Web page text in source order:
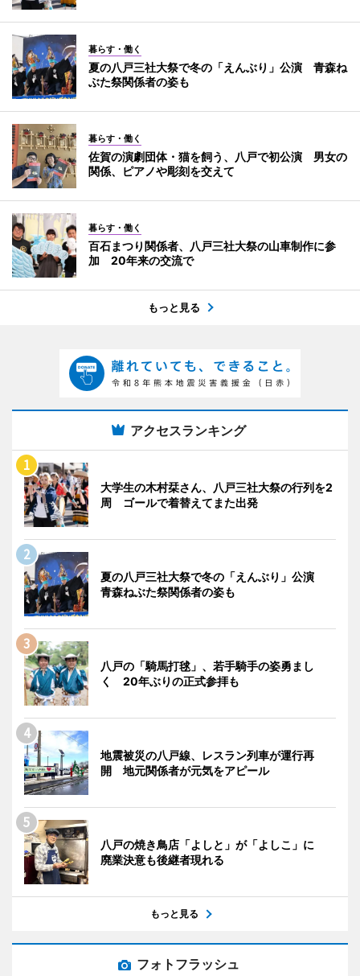
暮らす・働く
夏の八戸三社大祭で冬の「えんぶり」公演 青森ね
ぶた祭関係者の姿も
暮らす・働く
佐賀の演劇団体・猫を飼う、八戸で初公演 男女の
関係、ピアノや彫刻を交えて
暮らす・働く
百石まつり関係者、八戸三社大祭の山車制作に参
加 20年来の交流で
もっと見る
アクセスランキング
大学生の木村栞さん、八戸三社大祭の行列を2
周 ゴールで着替えてまた出発
夏の八戸三社大祭で冬の「えんぶり」公演
青森ねぶた祭関係者の姿も
八戸の「騎馬打毬」、若手騎手の姿勇まし
く 20年ぶりの正式参拝も
地震被災の八戸線、レスラン列車が運行再
開 地元関係者が元気をアピール
八戸の焼き鳥店「よしと」が「よしこ」に
廃業決意も後継者現れる
もっと見る
フォトフラッシュ